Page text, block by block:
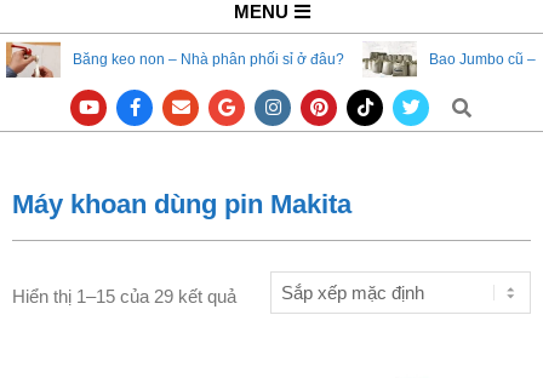
Navigation
Menu
MENU
Băng keo non – Nhà phân phối sỉ ở đâu? Bao Jumbo cũ –
Search
Máy khoan dùng pin Makita
Hiển thị 1–15 của 29 kết quả